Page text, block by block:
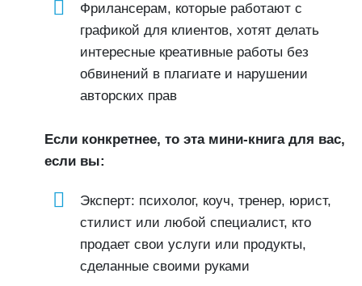
Фрилансерам, которые работают с
графикой для клиентов, хотят делать
интересные креативные работы без
обвинений в плагиате и нарушении
авторских прав
Если конкретнее, то эта мини-книга для вас,
если вы:
Эксперт: психолог, коуч, тренер, юрист,
стилист или любой специалист, кто
продает свои услуги или продукты,
сделанные своими руками